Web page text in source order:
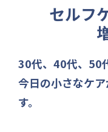
セルフ
30代、40代、50
今日の小さなケ
す。